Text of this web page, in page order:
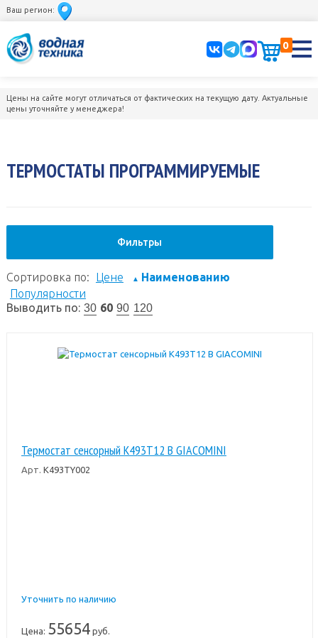
Ваш регион:
0
Цены на сайте могут отличаться от фактических на текущую дату. Актуальные
цены уточняйте у менеджера!
ТЕРМОСТАТЫ ПРОГРАММИРУЕМЫЕ
Фильтры
Сортировка по: Цене ▲ Наименованию
Популярности
Выводить по: 30 60 90 120
Термостат сенсорный K493T12 B GIACOMINI
Арт. K493TY002
Уточнить по наличию
Цена: 55654руб.